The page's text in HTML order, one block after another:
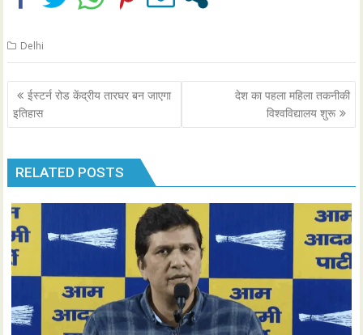
Delhi
Post
navigation
ईस्टर्न रोड केंद्रीय तारघर बन जाएगा
इतिहास
देश का पहला महिला तकनीकी
विश्वविद्यालय शुरू
RELATED POSTS